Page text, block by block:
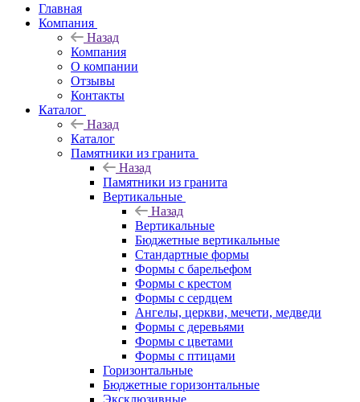
Главная
Компания
Назад
Компания
О компании
Отзывы
Контакты
Каталог
Назад
Каталог
Памятники из гранита
Назад
Памятники из гранита
Вертикальные
Назад
Вертикальные
Бюджетные вертикальные
Стандартные формы
Формы с барельефом
Формы с крестом
Формы с сердцем
Ангелы, церкви, мечети, медведи
Формы с деревьями
Формы с цветами
Формы с птицами
Горизонтальные
Бюджетные горизонтальные
Эксклюзивные